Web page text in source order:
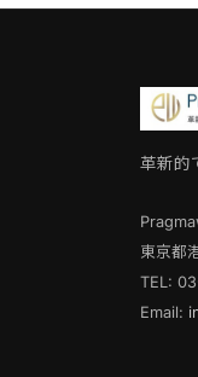
革新的
東京都
TEL:
Email: